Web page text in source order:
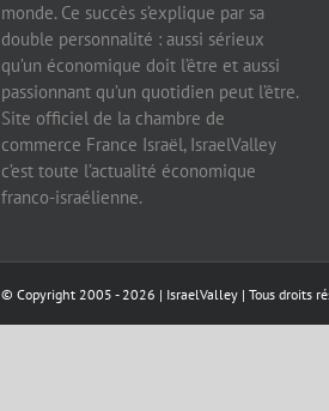
monde. Ce succès s’explique par sa
double personnalité : aussi sérieux
qu’un économique doit l’être et aussi
passionnant qu’un quotidien peut l’être.
Site officiel de la chambre de
commerce France Israël, IsraelValley
c’est toute l’actualité économique
franco-israélienne.
© Copyright 2005 -2026 | IsraelValley | Tous droits